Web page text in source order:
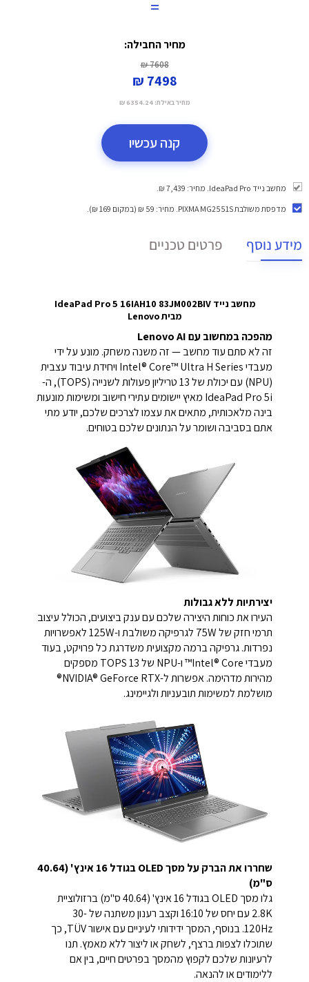
=
מחיר החבילה:
7608 ₪
7498 ₪
מחיר באילת: 6354.24 ₪
קנה עכשיו
מחשב נייד IdeaPad Pro. מחיר: 7,439 ₪.
מדפסת משולבת PIXMA MG2551S
. מחיר: 59 ₪ (במקום 169 ₪).
מידע נוסף פרטים טכניים
מחשב נייד IdeaPad Pro 5 16IAH10 83JM002BIV
מבית Lenovo
מהפכה במחשוב עם Lenovo AI
זה לא סתם עוד מחשב — זה משנה משחק. מונע על ידי
מעבדי Intel® Core™ Ultra H Series ויחידת עיבוד עצבית
(NPU) עם יכולת של 13 טריליון פעולות לשנייה (TOPS), ה-
IdeaPad Pro 5i מאיץ יישומים עתירי חישוב ומשימות מונעות
בינה מלאכותית, מתאים את עצמו לצרכים שלכם, יודע מתי
אתם בסביבה ושומר על הנתונים שלכם בטוחים.
יצירתיות ללא גבולות
העירו את כוחות היצירה שלכם עם ענק ביצועים, הכולל עיצוב
תרמי חזק של 75W לגרפיקה משולבת ו-125W לאפשרויות
נפרדות. גרפיקה ברמה מקצועית משדרגת כל פרויקט, בעוד
מעבדי Intel® Core™ ו-NPU של 13 TOPS מספקים
מהירות מדהימה. אפשרות ל-NVIDIA® GeForce RTX®
מושלמת למשימות תובעניות ולגיימינג.
שחררו את הברק על מסך OLED בגודל 16 אינץ' (40.64
ס"מ)
גלו מסך OLED בגודל 16 אינץ' (40.64 ס"מ) ברזולוציית
2.8K עם יחס של 16:10 וקצב רענון משתנה של 30-
120Hz. בנוסף, המסך ידידותי לעיניים עם אישור TÜV, כך
שתוכלו לצפות ברצף, לשחק או ליצור ללא מאמץ. תנו
לרעיונות שלכם לקפוץ מהמסך בפרטים חיים, בין אם
ללימודים או להנאה.